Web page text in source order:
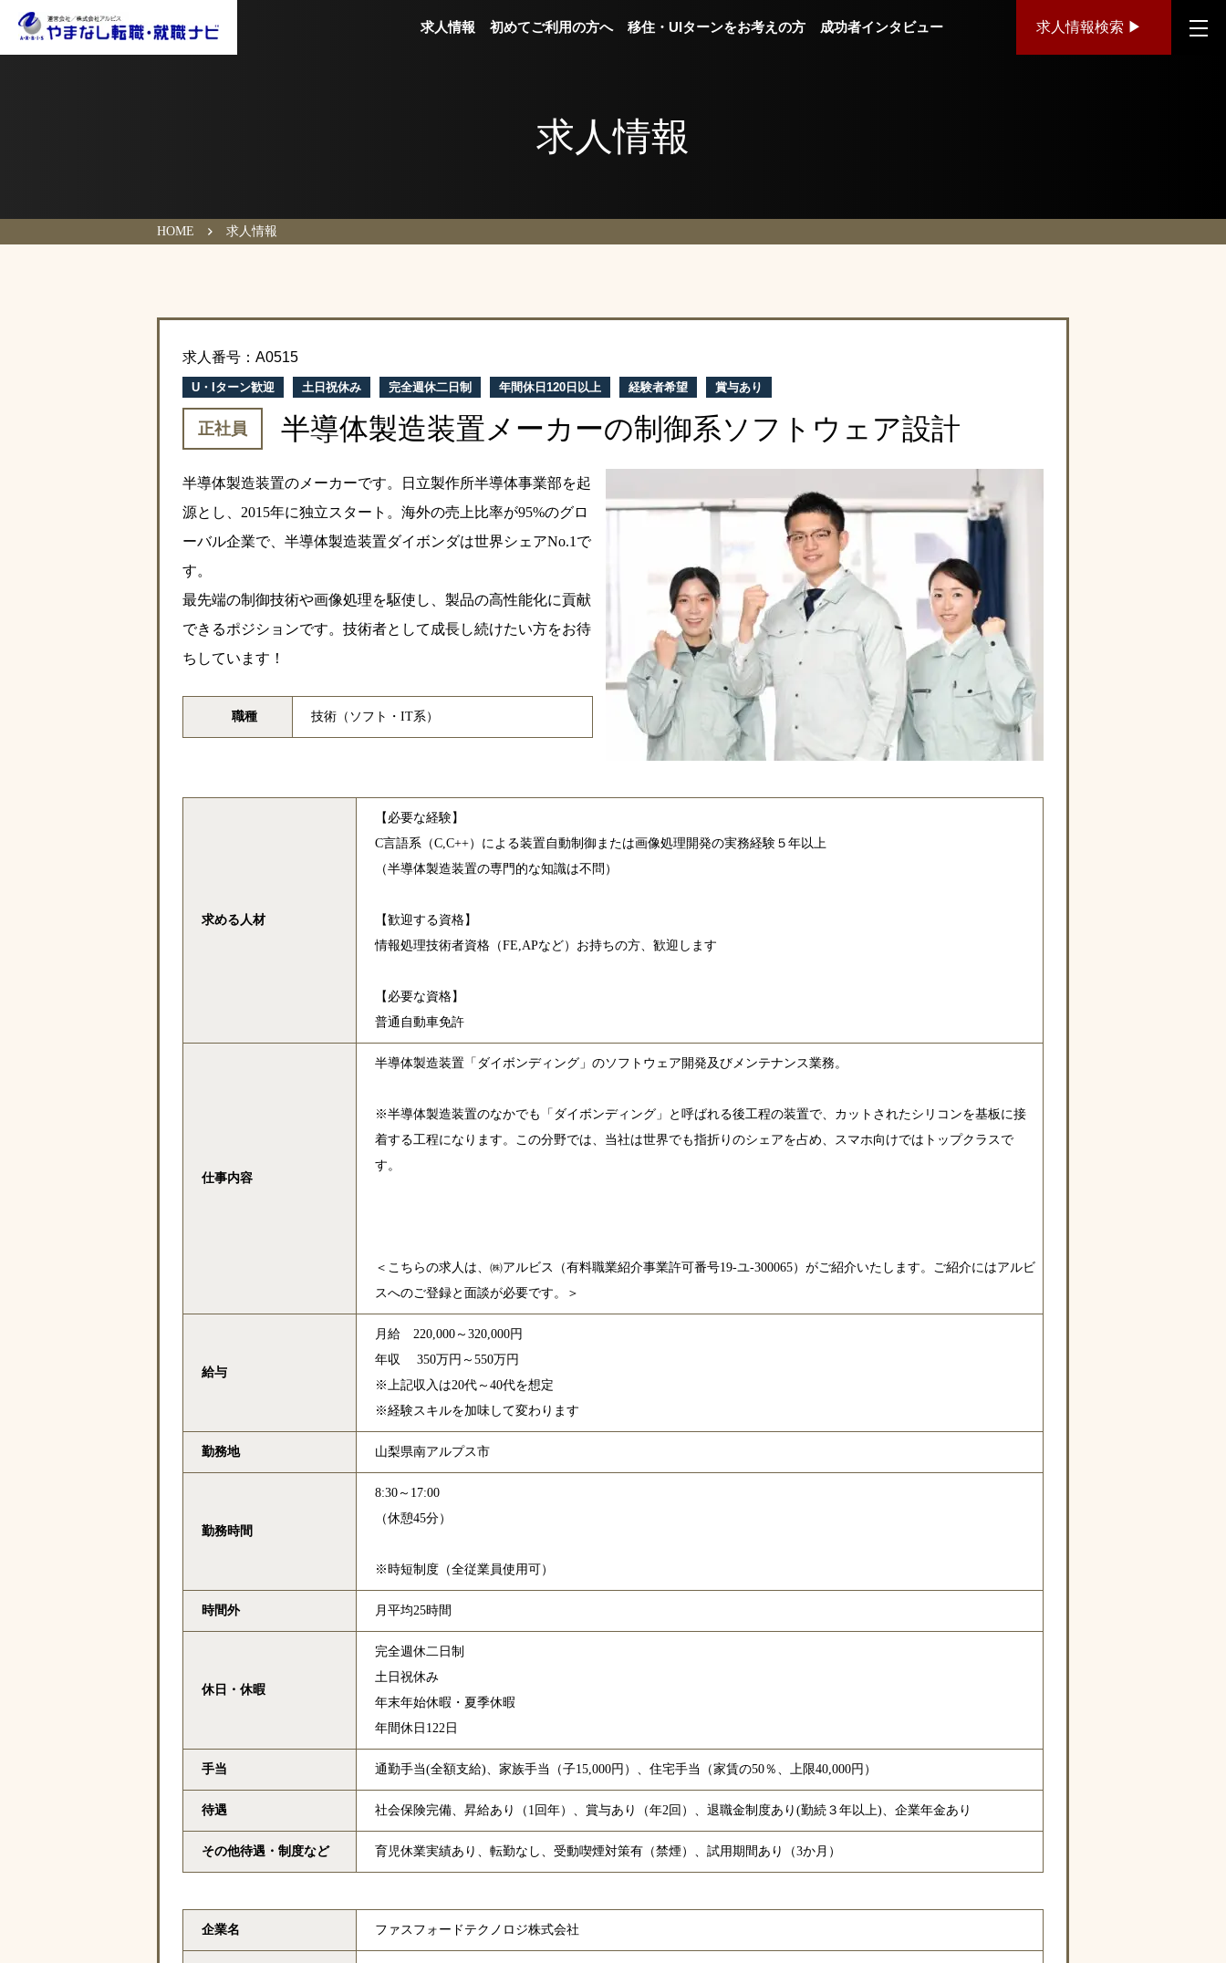
求人情報 初めてご利用の方へ 移住・UIターンをお考えの方 成功者インタビュー 求人情報検索 ▶
求人情報
HOME 求人情報
求人番号：A0515
U・Iターン歓迎 土日祝休み 完全週休二日制 年間休日120日以上 経験者希望 賞与あり
正社員 半導体製造装置メーカーの制御系ソフトウェア設計
半導体製造装置のメーカーです。日立製作所半導体事業部を起
源とし、2015年に独立スタート。海外の売上比率が95%のグロ
ーバル企業で、半導体製造装置ダイボンダは世界シェアNo.1で
す。
最先端の制御技術や画像処理を駆使し、製品の高性能化に貢献
できるポジションです。技術者として成長し続けたい方をお待
ちしています！
職種 技術（ソフト・IT系）
求める人材
【必要な経験】
C言語系（C,C++）による装置自動制御または画像処理開発の実務経験５年以上
（半導体製造装置の専門的な知識は不問）
【歓迎する資格】
情報処理技術者資格（FE,APなど）お持ちの方、歓迎します
【必要な資格】
普通自動車免許
仕事内容
半導体製造装置「ダイボンディング」のソフトウェア開発及びメンテナンス業務。
※半導体製造装置のなかでも「ダイボンディング」と呼ばれる後工程の装置で、カットされたシリコンを基板に接
着する工程になります。この分野では、当社は世界でも指折りのシェアを占め、スマホ向けではトップクラスで
す。
＜こちらの求人は、㈱アルビス（有料職業紹介事業許可番号19-ユ-300065）がご紹介いたします。ご紹介にはアルビ
スへのご登録と面談が必要です。＞
給与
月給 220,000～320,000円
年収 350万円～550万円
※上記収入は20代～40代を想定
※経験スキルを加味して変わります
勤務地 山梨県南アルプス市
勤務時間
8:30～17:00
（休憩45分）
※時短制度（全従業員使用可）
時間外 月平均25時間
休日・休暇
完全週休二日制
土日祝休み
年末年始休暇・夏季休暇
年間休日122日
手当 通勤手当(全額支給)、家族手当（子15,000円）、住宅手当（家賃の50％、上限40,000円）
待遇 社会保険完備、昇給あり（1回年）、賞与あり（年2回）、退職金制度あり(勤続３年以上)、企業年金あり
その他待遇・ 制度など 育児休業実績あり、転勤なし、受動喫煙対策有（禁煙）、試用期間あり（3か月）
企業名 ファスフォードテクノロジ株式会社